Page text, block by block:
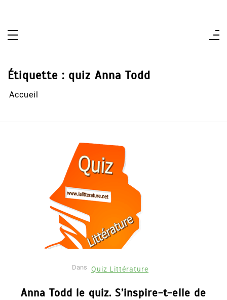
Étiquette : quiz Anna Todd
Accueil
Dans Quiz Littérature
Anna Todd le quiz. S’inspire-t-elle de